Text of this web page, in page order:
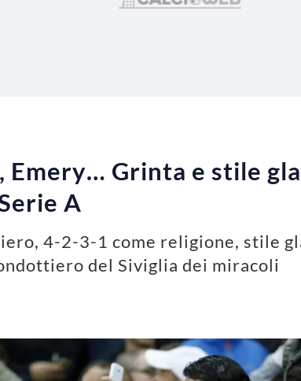
Emery… Grinta e stile
A
4-2-3-1 come religione, stile
del Siviglia dei miracoli